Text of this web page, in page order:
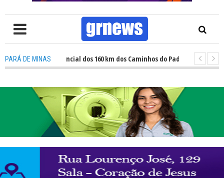
PARÁ DE MINAS
grande potencial dos 160 km dos Caminhos do Padre Libério. Rota